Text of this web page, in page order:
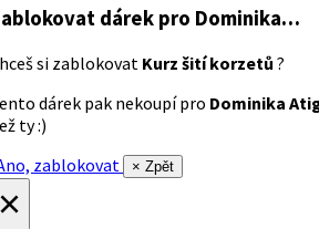
dárek pro Dominika…
si zablokovat Kurz šití korzetů ?
dárek pak nekoupí pro Dominika
ty :)
zablokovat
× Zpět